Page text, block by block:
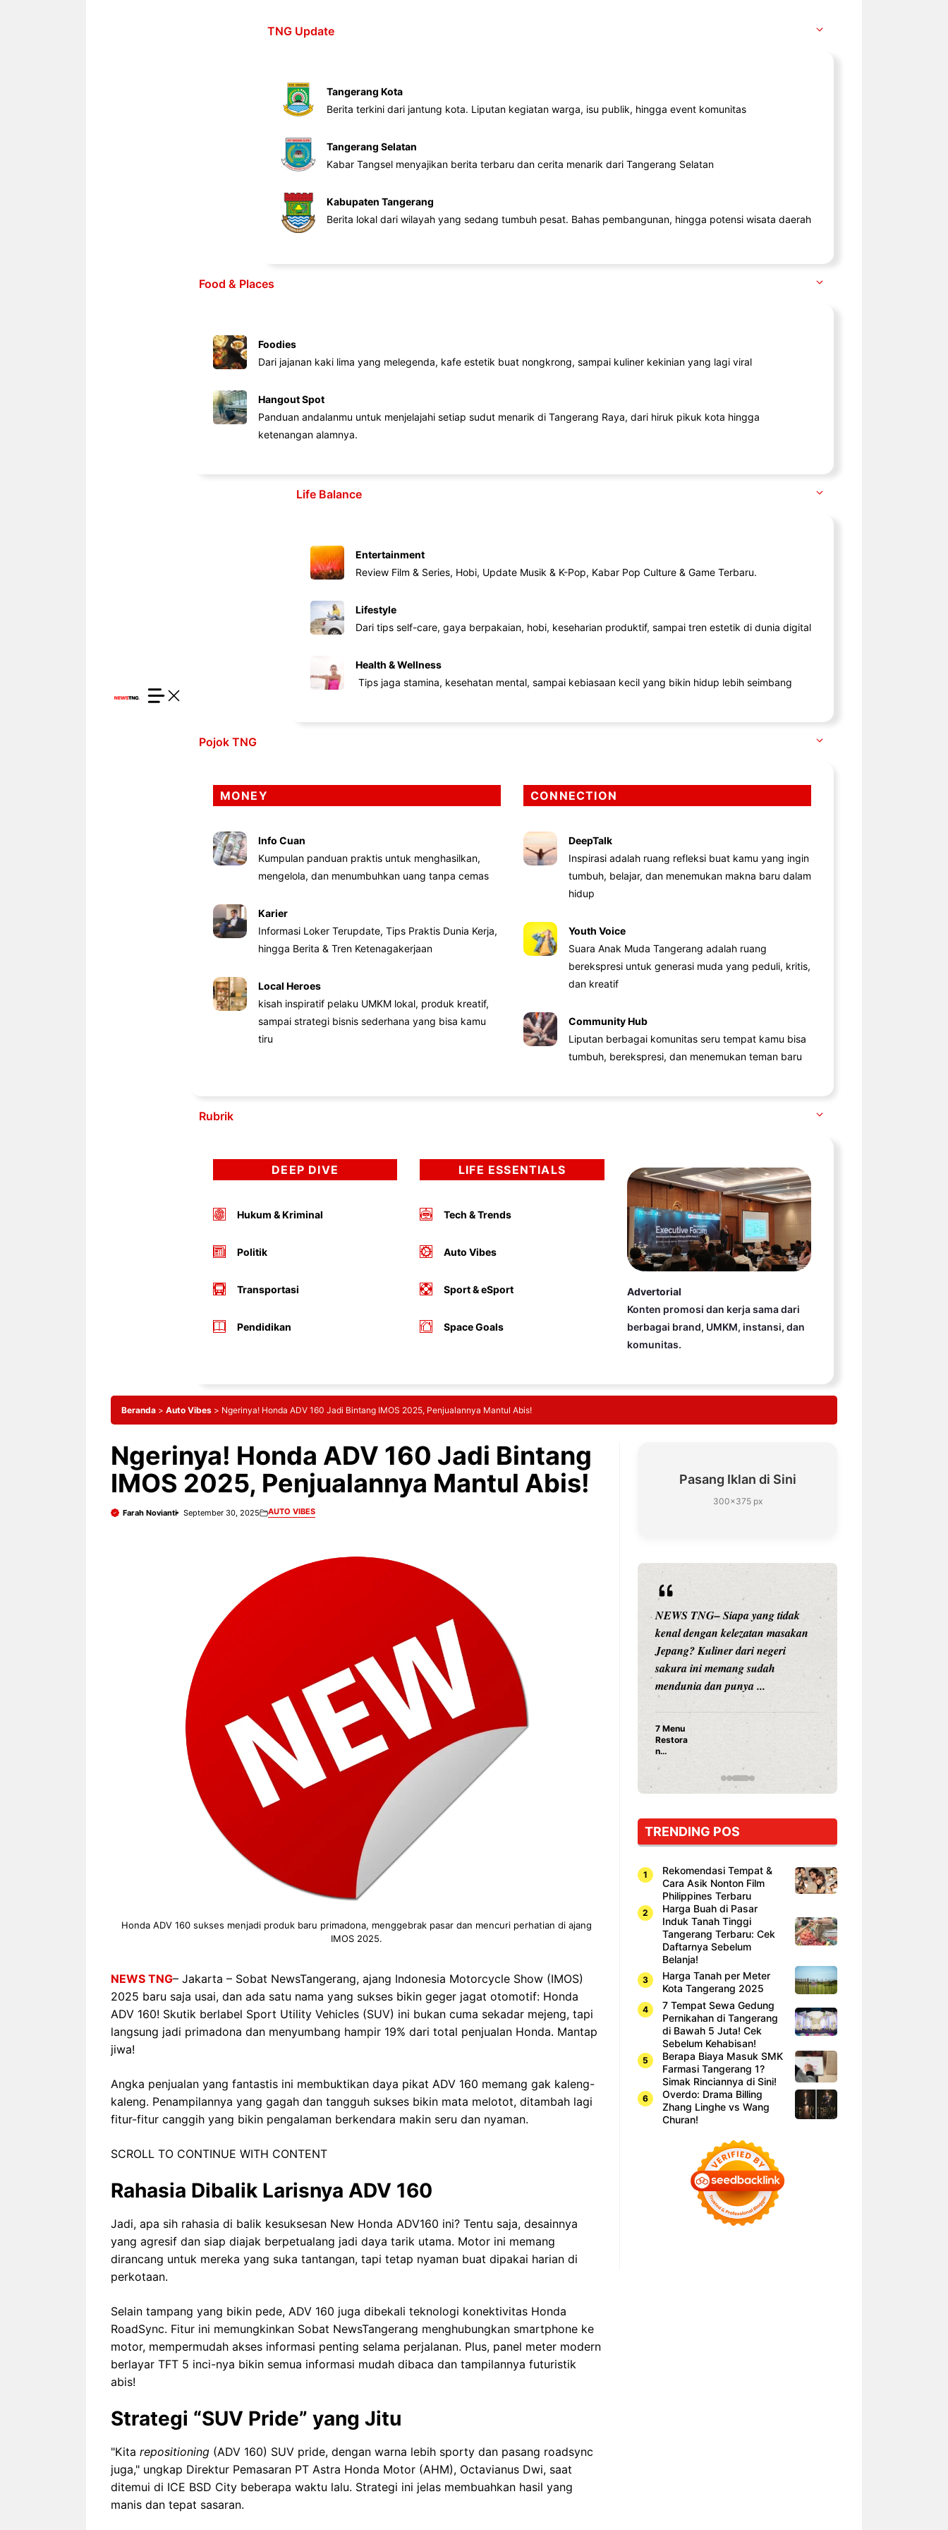
TNG Update
Tangerang Kota
Berita terkini dari jantung kota. Liputan kegiatan warga, isu publik, hingga event komunitas
Tangerang Selatan
Kabar Tangsel menyajikan berita terbaru dan cerita menarik dari Tangerang Selatan
Kabupaten Tangerang
Berita lokal dari wilayah yang sedang tumbuh pesat. Bahas pembangunan, hingga potensi wisata daerah
Food & Places
Foodies
Dari jajanan kaki lima yang melegenda, kafe estetik buat nongkrong, sampai kuliner kekinian yang lagi viral
Hangout Spot
Panduan andalanmu untuk menjelajahi setiap sudut menarik di Tangerang Raya, dari hiruk pikuk kota hingga
ketenangan alamnya.
Life Balance
Entertainment
Review Film & Series, Hobi, Update Musik & K-Pop, Kabar Pop Culture & Game Terbaru.
Lifestyle
Dari tips self-care, gaya berpakaian, hobi, keseharian produktif, sampai tren estetik di dunia digital
Health & Wellness
Tips jaga stamina, kesehatan mental, sampai kebiasaan kecil yang bikin hidup lebih seimbang
Pojok TNG
MONEY
Info Cuan
Kumpulan panduan praktis untuk menghasilkan,
mengelola, dan menumbuhkan uang tanpa cemas
Karier
Informasi Loker Terupdate, Tips Praktis Dunia Kerja,
hingga Berita & Tren Ketenagakerjaan
Local Heroes
kisah inspiratif pelaku UMKM lokal, produk kreatif,
sampai strategi bisnis sederhana yang bisa kamu
tiru
CONNECTION
DeepTalk
Inspirasi adalah ruang refleksi buat kamu yang ingin
tumbuh, belajar, dan menemukan makna baru dalam
hidup
Youth Voice
Suara Anak Muda Tangerang adalah ruang
berekspresi untuk generasi muda yang peduli, kritis,
dan kreatif
Community Hub
Liputan berbagai komunitas seru tempat kamu bisa
tumbuh, berekspresi, dan menemukan teman baru
Rubrik
DEEP DIVE
Hukum & Kriminal
Politik
Transportasi
Pendidikan
LIFE ESSENTIALS
Tech & Trends
Auto Vibes
Sport & eSport
Space Goals
Advertorial
Konten promosi dan kerja sama dari
berbagai brand, UMKM, instansi, dan
komunitas.
Beranda > Auto Vibes > Ngerinya! Honda ADV 160 Jadi Bintang IMOS 2025, Penjualannya Mantul Abis!
Ngerinya! Honda ADV 160 Jadi Bintang
IMOS 2025, Penjualannya Mantul Abis!
Farah Novianti September 30, 2025 AUTO VIBES
Honda ADV 160 sukses menjadi produk baru primadona, menggebrak pasar dan mencuri perhatian di ajang
IMOS 2025.
NEWS TNG– Jakarta – Sobat NewsTangerang, ajang Indonesia Motorcycle Show (IMOS)
2025 baru saja usai, dan ada satu nama yang sukses bikin geger jagat otomotif: Honda
ADV 160! Skutik berlabel Sport Utility Vehicles (SUV) ini bukan cuma sekadar mejeng, tapi
langsung jadi primadona dan menyumbang hampir 19% dari total penjualan Honda. Mantap
jiwa!
Angka penjualan yang fantastis ini membuktikan daya pikat ADV 160 memang gak kaleng-
kaleng. Penampilannya yang gagah dan tangguh sukses bikin mata melotot, ditambah lagi
fitur-fitur canggih yang bikin pengalaman berkendara makin seru dan nyaman.
SCROLL TO CONTINUE WITH CONTENT
Rahasia Dibalik Larisnya ADV 160
Jadi, apa sih rahasia di balik kesuksesan New Honda ADV160 ini? Tentu saja, desainnya
yang agresif dan siap diajak berpetualang jadi daya tarik utama. Motor ini memang
dirancang untuk mereka yang suka tantangan, tapi tetap nyaman buat dipakai harian di
perkotaan.
Selain tampang yang bikin pede, ADV 160 juga dibekali teknologi konektivitas Honda
RoadSync. Fitur ini memungkinkan Sobat NewsTangerang menghubungkan smartphone ke
motor, mempermudah akses informasi penting selama perjalanan. Plus, panel meter modern
berlayar TFT 5 inci-nya bikin semua informasi mudah dibaca dan tampilannya futuristik
abis!
Strategi “SUV Pride” yang Jitu
"Kita repositioning (ADV 160) SUV pride, dengan warna lebih sporty dan pasang roadsync
juga," ungkap Direktur Pemasaran PT Astra Honda Motor (AHM), Octavianus Dwi, saat
ditemui di ICE BSD City beberapa waktu lalu. Strategi ini jelas membuahkan hasil yang
manis dan tepat sasaran.
Pasang Iklan di Sini
300×375 px
Ayam Panggang! Cuma Rp
Kakkoii All You Can Eat Bandung
menghadirkan ...
Sambut 2026, Kakkoii
Bandung Hadirkan Pesta All
You Can Eat Mulai Rp
145.000
NEWS TNG– Pernah gak sih
kamu mulai ngerjain sesuatu cuma
buat iseng-iseng, eh ternyata malah
jadi peluang bisnis yang
menguntungkan? ...
Dari Iseng Jadi Cuan: Kisah
TUM_ATUL yang Ubah
Hampers Jadi Bisnis Kece
NEWS TNG– Siapa yang tidak
kenal dengan kelezatan masakan
Jepang? Kuliner dari negeri
sakura ini memang sudah
mendunia dan punya ...
7 Menu
Restora
n
yang
Dicoba,
Cuma
Sushi!
TRENDING POS
Rekomendasi Tempat &
Cara Asik Nonton Film
Philippines Terbaru
Harga Buah di Pasar
Induk Tanah Tinggi
Tangerang Terbaru: Cek
Daftarnya Sebelum
Belanja!
Harga Tanah per Meter
Kota Tangerang 2025
7 Tempat Sewa Gedung
Pernikahan di Tangerang
di Bawah 5 Juta! Cek
Sebelum Kehabisan!
Berapa Biaya Masuk SMK
Farmasi Tangerang 1?
Simak Rinciannya di Sini!
Overdo: Drama Billing
Zhang Linghe vs Wang
Churan!